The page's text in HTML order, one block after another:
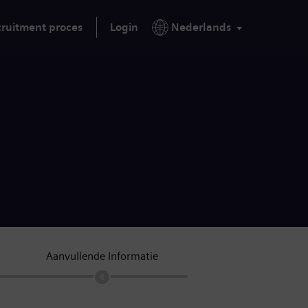
proces Login Nederlands
Aanvullende Informatie